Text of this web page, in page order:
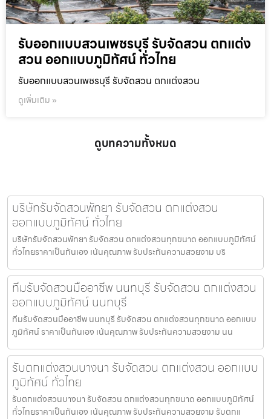
รับออกแบบสวนเพชรบุรี รับจัดสวน ตกแต่ง
สวน ออกแบบภูมิทัศน์ ทั่วไทย
รับออกแบบสวนเพชรบุรี รับจัดสวน ตกแต่งสวน
ดูเพิ่มเติม »
ดูบทความทั้งหมด
บริษัทรับจัดสวนพัทยา รับจัดสวน ตกแต่งสวน
ออกแบบภูมิทัศน์ ทั่วไทย
บริษัทรับจัดสวนพัทยา รับจัดสวน ตกแต่งสวนทุกขนาด ออกแบบภูมิทัศน์
ทั่วไทยราคาเป็นกันเอง เน้นคุณภาพ รับประกันความสวยงาม บริ
ทีมรับจัดสวนมืออาชีพ นนทบุรี รับจัดสวน ตกแต่งสวน
ออกแบบภูมิทัศน์ นนทบุรี
ทีมรับจัดสวนมืออาชีพ นนทบุรี รับจัดสวน ตกแต่งสวนทุกขนาด ออกแบบ
ภูมิทัศน์ ราคาเป็นกันเอง เน้นคุณภาพ รับประกันความสวยงาม นน
รับตกแต่งสวนบางนา รับจัดสวน ตกแต่งสวน ออกแบบ
ภูมิทัศน์ ทั่วไทย
รับตกแต่งสวนบางนา รับจัดสวน ตกแต่งสวนทุกขนาด ออกแบบภูมิทัศน์
ทั่วไทยราคาเป็นกันเอง เน้นคุณภาพ รับประกันความสวยงาม รับตกแ